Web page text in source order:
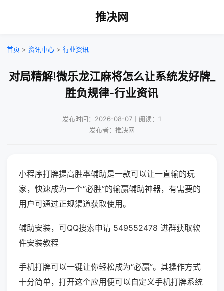
推决网
首页 > 资讯中心 > 行业资讯
对局精解!微乐龙江麻将怎么让系统发好牌_
胜负规律-行业资讯
发布时间：2026-08-07｜阅读：1
发布者：推决网
小程序打牌提高胜率辅助是一款可以让一直输的玩
家，快速成为一个“必胜”的输赢辅助神器，有需要的
用户可通过正规渠道获取使用。
辅助安装，可QQ搜索申请 549552478 进群获取软
件安装教程
手机打牌可以一键让你轻松成为“必赢”。其操作方式
十分简单，打开这个应用便可以自定义手机打牌系统